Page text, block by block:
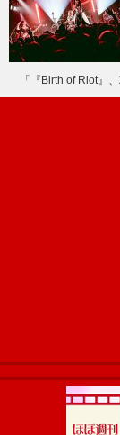
「『Birth of Riot』